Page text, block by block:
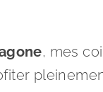
, mes